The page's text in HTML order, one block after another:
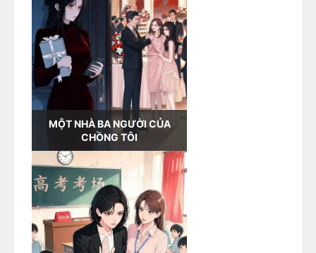
MỘT NHÀ BA NGƯỜI CỦA
CHỒNG TÔI